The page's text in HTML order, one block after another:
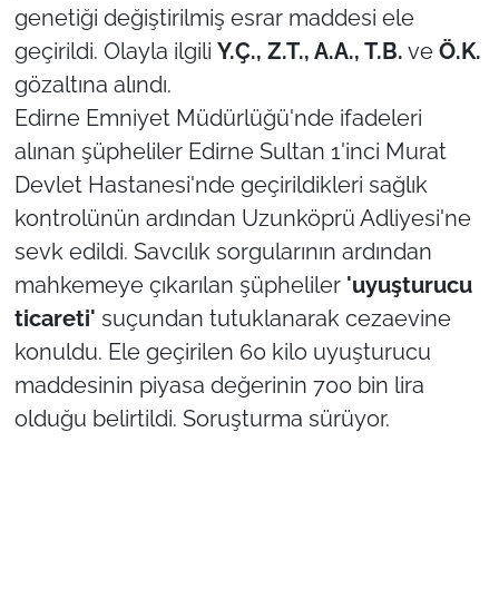
genetiği değiştirilmiş esrar maddesi ele
geçirildi. Olayla ilgili Y.Ç., Z.T., A.A., T.B. ve Ö.K.
gözaltına alındı.
Edirne Emniyet Müdürlüğü'nde ifadeleri
alınan şüpheliler Edirne Sultan 1'inci Murat
Devlet Hastanesi'nde geçirildikleri sağlık
kontrolünün ardından Uzunköprü Adliyesi'ne
sevk edildi. Savcılık sorgularının ardından
mahkemeye çıkarılan şüpheliler 'uyuşturucu
ticareti' suçundan tutuklanarak cezaevine
konuldu. Ele geçirilen 60 kilo uyuşturucu
maddesinin piyasa değerinin 700 bin lira
olduğu belirtildi. Soruşturma sürüyor.
KIRKLARELİ
ÇANAKKALE
TÜRKİYE
Bölge
Güvenlik
Genel
Flaş Haber